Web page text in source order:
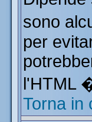
sono
per
l'HTML
Torna in